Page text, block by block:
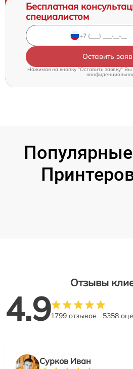
Бесплатная
специалистом
Оставить
Нажимая на кнопку "Оставить заявку" Вы
Отзывы
4.91799 отзывов 5358
Сурков Иван